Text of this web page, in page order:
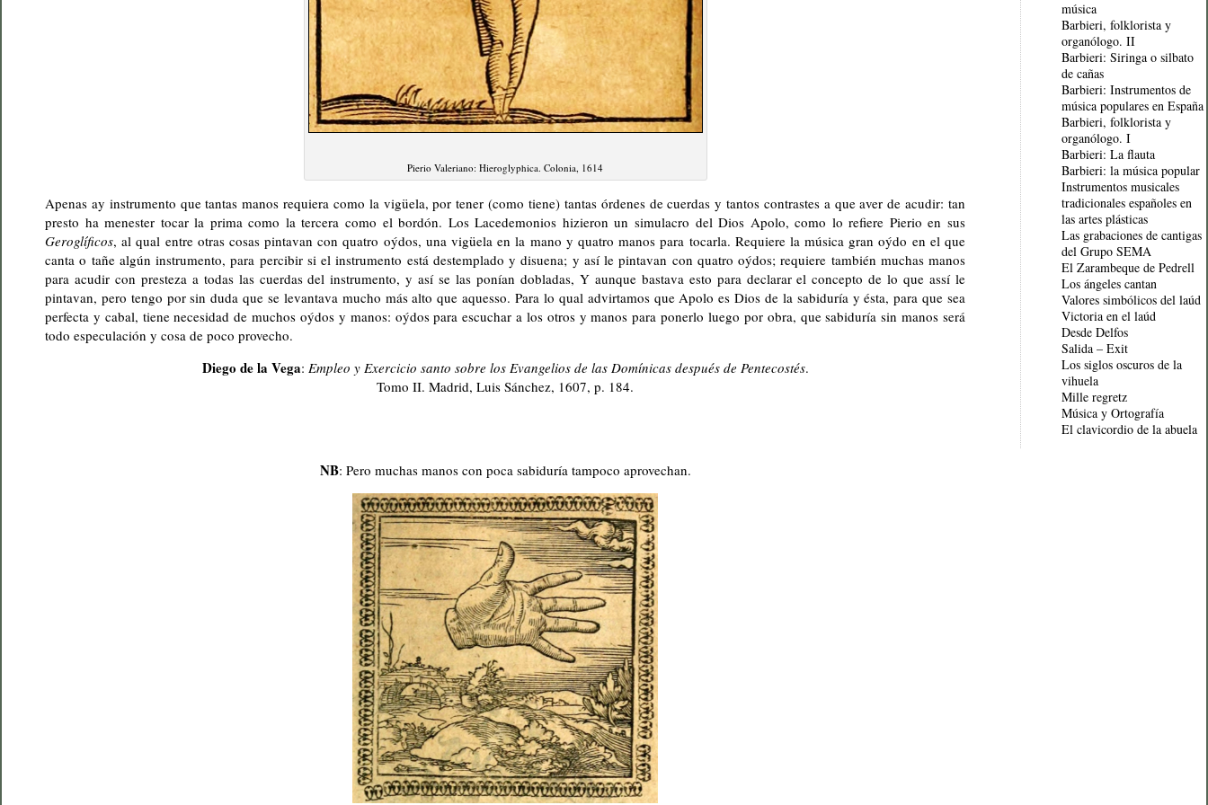
Pierio Valeriano: Hieroglyphica. Colonia, 1614
Apenas ay instrumento que tantas manos requiera como la vigüela, por tener (como tiene) tantas órdenes de cuerdas y tantos contrastes a que aver de acudir: tan
presto ha menester tocar la prima como la tercera como el bordón. Los Lacedemonios hizieron un simulacro del Dios Apolo, como lo refiere Pierio en sus
Geroglíficos, al qual entre otras cosas pintavan con quatro oýdos, una vigüela en la mano y quatro manos para tocarla. Requiere la música gran oýdo en el que
canta o tañe algún instrumento, para percibir si el instrumento está destemplado y disuena; y así le pintavan con quatro oýdos; requiere también muchas manos
para acudir con presteza a todas las cuerdas del instrumento, y así se las ponían dobladas, Y aunque bastava esto para declarar el concepto de lo que assí le
pintavan, pero tengo por sin duda que se levantava mucho más alto que aquesso. Para lo qual advirtamos que Apolo es Dios de la sabiduría y ésta, para que sea
perfecta y cabal, tiene necesidad de muchos oýdos y manos: oýdos para escuchar a los otros y manos para ponerlo luego por obra, que sabiduría sin manos será
todo especulación y cosa de poco provecho.
Diego de la Vega: Empleo y Exercicio santo sobre los Evangelios de las Domínicas después de Pentecostés.
Tomo II. Madrid, Luis Sánchez, 1607, p. 184.
NB: Pero muchas manos con poca sabiduría tampoco aprovechan.
música
Barbieri, folklorista y
organólogo. II
Barbieri: Siringa o silbato
de cañas
Barbieri: Instrumentos de
música populares en España
Barbieri, folklorista y
organólogo. I
Barbieri: La flauta
Barbieri: la música popular
Instrumentos musicales
tradicionales españoles en
las artes plásticas
Las grabaciones de cantigas
del Grupo SEMA
El Zarambeque de Pedrell
Los ángeles cantan
Valores simbólicos del laúd
Victoria en el laúd
Desde Delfos
Salida – Exit
Los siglos oscuros de la
vihuela
Mille regretz
Música y Ortografía
El clavicordio de la abuela